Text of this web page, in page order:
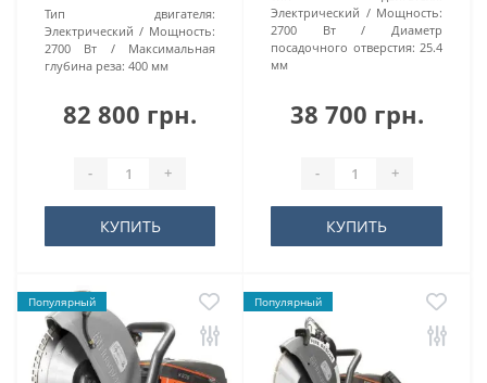
Тип двигателя:
Электрический
Мощность:
2700 Вт
Максимальная
глубина реза: 400 мм
82 800 грн.
- +
КУПИТЬ
Электрический
Мощность:
2700 Вт
Диаметр
посадочного отверстия: 25.4
мм
38 700 грн.
- +
КУПИТЬ
Популярный Популярный